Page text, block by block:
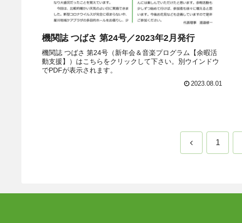
機関誌 つばさ 第24号／2023年2月発行
機関誌 つばさ 第24号（新年会＆音楽プログラム【余暇活
動支援】）はこちらをクリックして下さい。別ウインドウ
でPDFが表示されます。
2023.08.01
前 1